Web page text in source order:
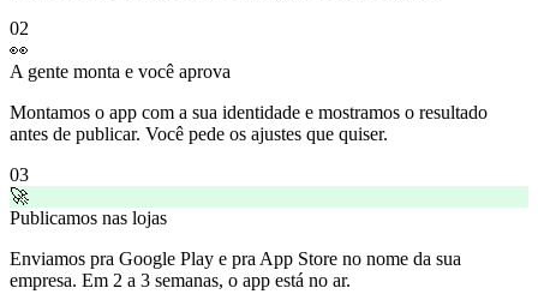
02
👀
A gente monta e você aprova
Montamos o app com a sua identidade e mostramos o resultado
antes de publicar. Você pede os ajustes que quiser.
03
🚀
Publicamos nas lojas
Enviamos pra Google Play e pra App Store no nome da sua
empresa. Em 2 a 3 semanas, o app está no ar.